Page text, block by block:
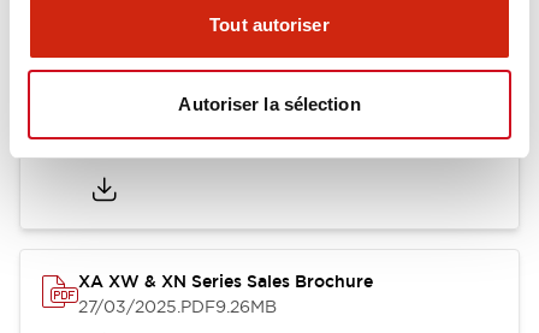
Tout autoriser
Autoriser la sélection
Catalogues Et Brochures Fiche Technique
XA XW & XN Series Sales Brochure
27/03/2025.PDF9.26MB